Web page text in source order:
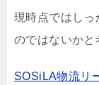
現時点ではしっ
のではないかと
SOSiLA物流リ